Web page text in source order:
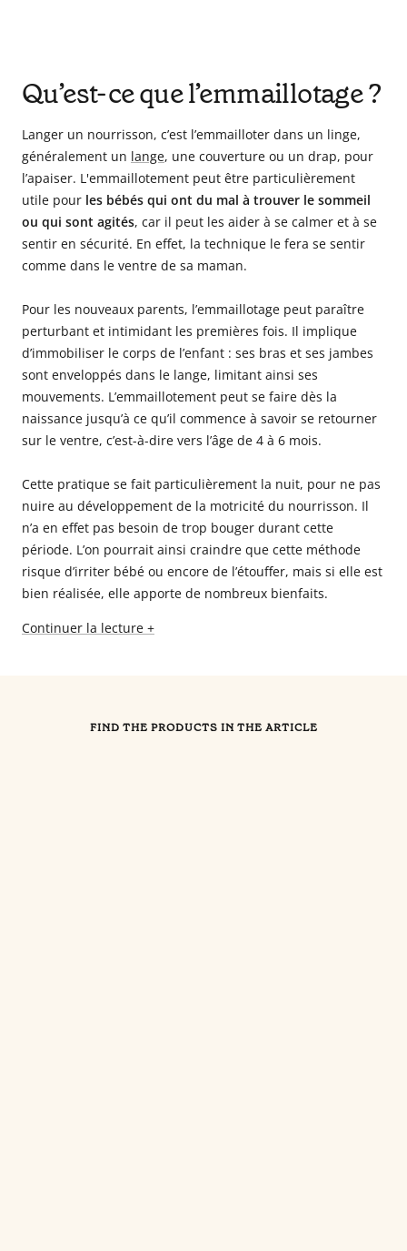
Qu’est-ce que l’emmaillotage ?
Langer un nourrisson, c’est l’emmailloter dans un linge,
généralement un lange, une couverture ou un drap, pour
l’apaiser. L'emmaillotement peut être particulièrement
utile pour les bébés qui ont du mal à trouver le sommeil
ou qui sont agités, car il peut les aider à se calmer et à se
sentir en sécurité. En effet, la technique le fera se sentir
comme dans le ventre de sa maman.
Pour les nouveaux parents, l’emmaillotage peut paraître
perturbant et intimidant les premières fois. Il implique
d’immobiliser le corps de l’enfant : ses bras et ses jambes
sont enveloppés dans le lange, limitant ainsi ses
mouvements. L’emmaillotement peut se faire dès la
naissance jusqu’à ce qu’il commence à savoir se retourner
sur le ventre, c’est-à-dire vers l’âge de 4 à 6 mois.
Cette pratique se fait particulièrement la nuit, pour ne pas
nuire au développement de la motricité du nourrisson. Il
n’a en effet pas besoin de trop bouger durant cette
période. L’on pourrait ainsi craindre que cette méthode
risque d’irriter bébé ou encore de l’étouffer, mais si elle est
bien réalisée, elle apporte de nombreux bienfaits.
Continuer la lecture +
FIND THE PRODUCTS IN THE ARTICLE